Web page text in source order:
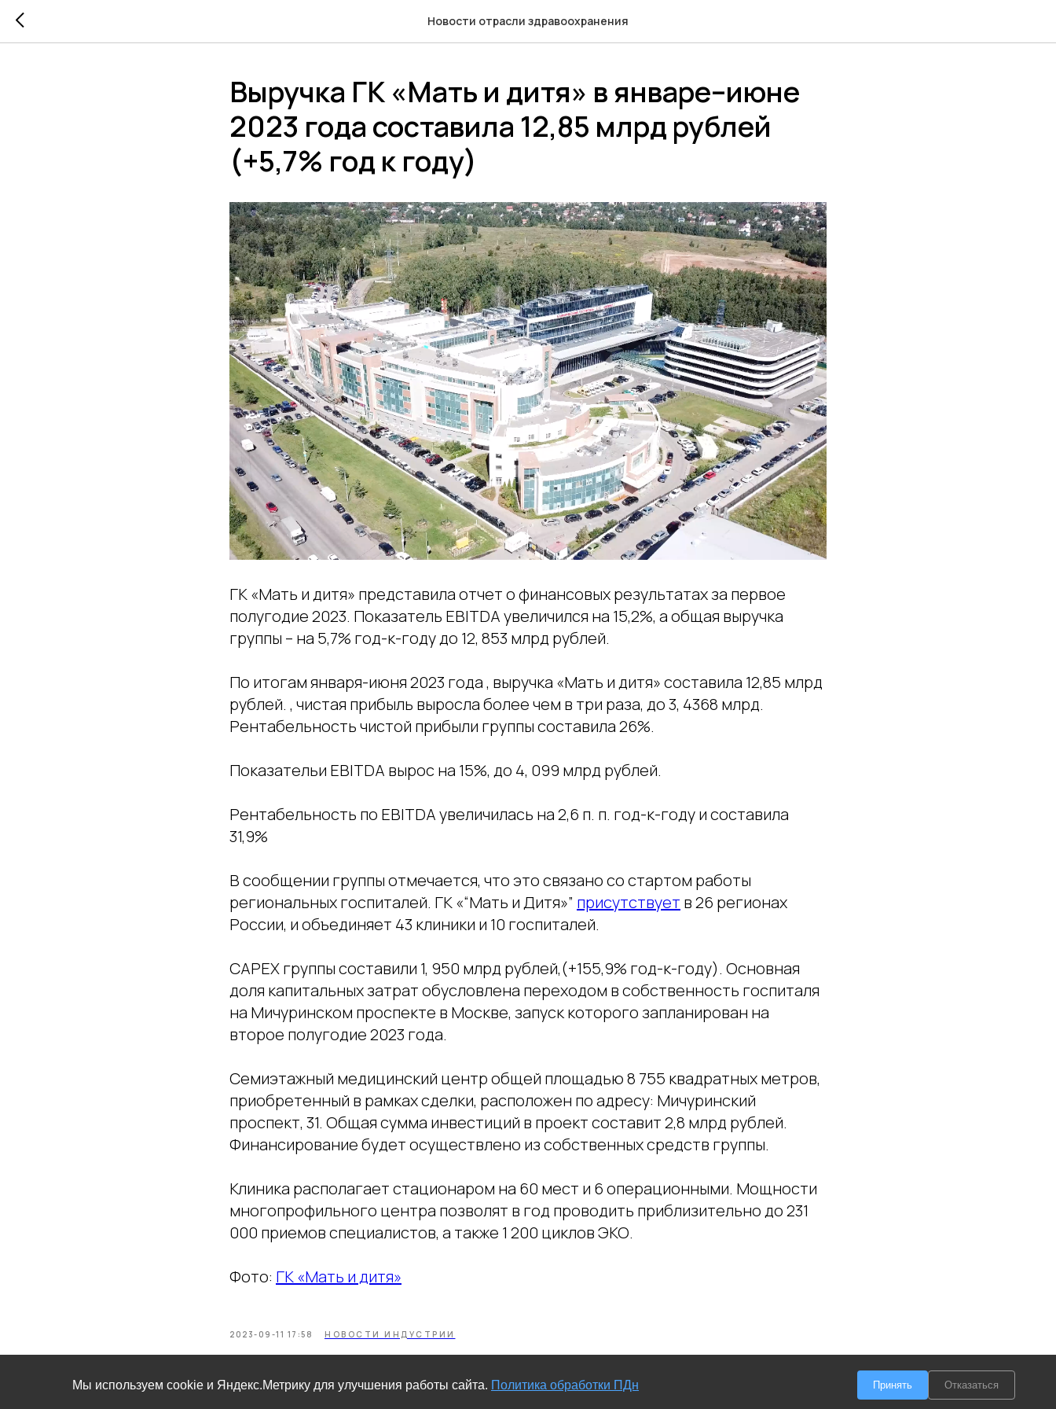
Мы используем cookie и Яндекс.Метрику для улучшения работы сайта. Политика обработки ПДн Принять Отказаться
Новости отрасли здравоохранения
Выручка ГК «Мать и дитя» в январе–июне
2023 года составила 12,85 млрд рублей
(+5,7% год к году)
ГК «Мать и дитя» представила отчет о финансовых результатах за первое
полугодие 2023. Показатель EBITDA увеличился на 15,2%, а общая выручка
группы – на 5,7% год-к-году до 12, 853 млрд рублей.
По итогам января-июня 2023 года , выручка «Мать и дитя» составила 12,85 млрд
рублей. , чистая прибыль выросла более чем в три раза, до 3, 4368 млрд.
Рентабельность чистой прибыли группы составила 26%.
Показательи EBITDA вырос на 15%, до 4, 099 млрд рублей.
Рентабельность по EBITDA увеличилась на 2,6 п. п. год-к-году и составила
31,9%
В сообщении группы отмечается, что это связано со стартом работы
региональных госпиталей. ГК «“Мать и Дитя»” присутствует в 26 регионах
России, и объединяет 43 клиники и 10 госпиталей.
CAPEX группы составили 1, 950 млрд рублей,(+155,9% год-к-году). Основная
доля капитальных затрат обусловлена переходом в собственность госпиталя
на Мичуринском проспекте в Москве, запуск которого запланирован на
второе полугодие 2023 года.
Семиэтажный медицинский центр общей площадью 8 755 квадратных метров,
приобретенный в рамках сделки, расположен по адресу: Мичуринский
проспект, 31. Общая сумма инвестиций в проект составит 2,8 млрд рублей.
Финансирование будет осуществлено из собственных средств группы.
Клиника располагает стационаром на 60 мест и 6 операционными. Мощности
многопрофильного центра позволят в год проводить приблизительно до 231
000 приемов специалистов, а также 1 200 циклов ЭКО.
Фото: ГК «Мать и дитя»
2023-09-11 17:58 НОВОСТИ ИНДУСТРИИ